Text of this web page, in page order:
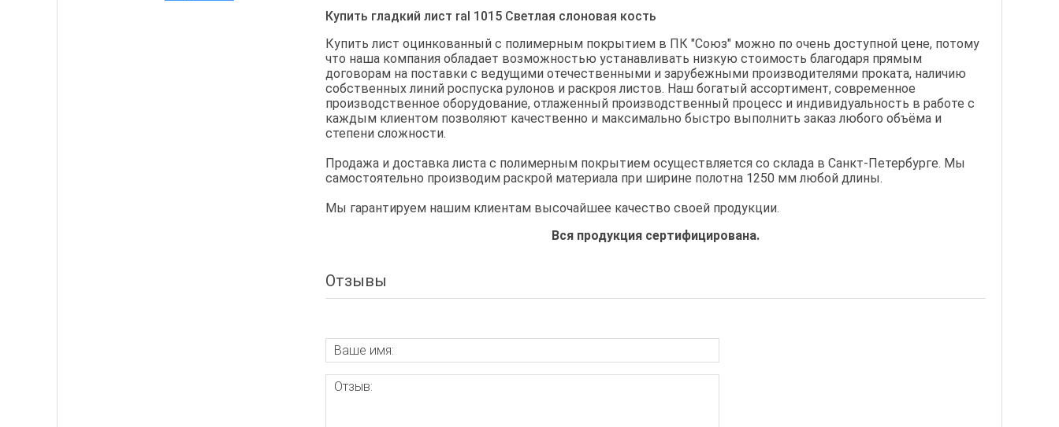
Купить гладкий лист ral 1015 Светлая слоновая кость
Купить лист оцинкованный с полимерным покрытием в ПК "Союз" можно по очень доступной цене, потому
что наша компания обладает возможностью устанавливать низкую стоимость благодаря прямым
договорам на поставки с ведущими отечественными и зарубежными производителями проката, наличию
собственных линий роспуска рулонов и раскроя листов. Наш богатый ассортимент, современное
производственное оборудование, отлаженный производственный процесс и индивидуальность в работе с
каждым клиентом позволяют качественно и максимально быстро выполнить заказ любого объёма и
степени сложности.
Продажа и доставка листа с полимерным покрытием осуществляется со склада в Санкт-Петербурге. Мы
самостоятельно производим раскрой материала при ширине полотна 1250 мм любой длины.
Мы гарантируем нашим клиентам высочайшее качество своей продукции.
Вся продукция сертифицирована.
Отзывы